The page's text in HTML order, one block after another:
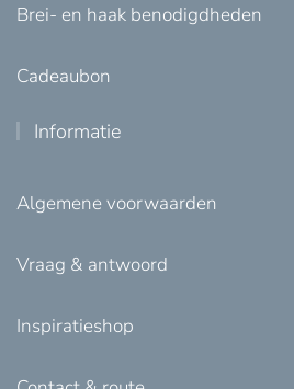
Brei- en haak benodigdheden
Cadeaubon
Informatie
Algemene voorwaarden
Vraag & antwoord
Inspiratieshop